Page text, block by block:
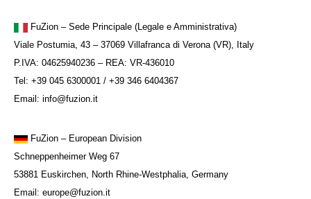
FuZion – Sede Principale (Legale e Amministrativa)
Viale Postumia, 43 – 37069 Villafranca di Verona (VR), Italy
P.IVA: 04625940236 – REA: VR-436010
Tel: +39 045 6300001 / +39 346 6404367
Email: info@fuzion.it
FuZion – European Division
Schneppenheimer Weg 67
53881 Euskirchen, North Rhine-Westphalia, Germany
Email: europe@fuzion.it